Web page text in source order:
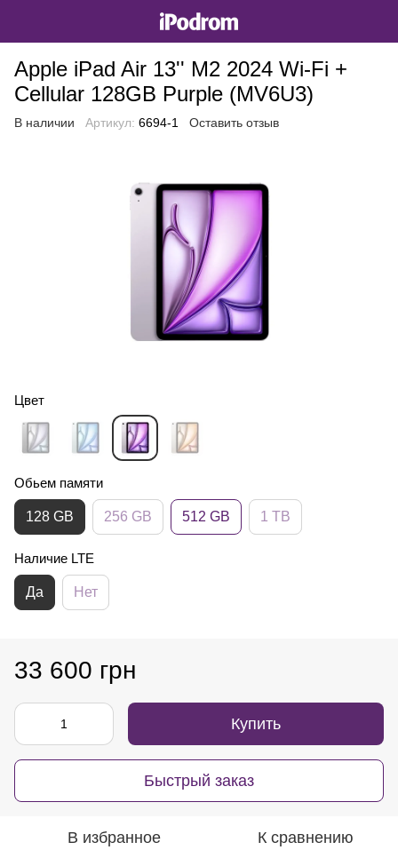
Apple iPad Air 13'' M2 2024 Wi-Fi +
Cellular 128GB Purple (MV6U3)
В наличии Артикул: 6694-1 Оставить отзыв
Цвет
Обьем памяти
128 GB 256 GB 512 GB 1 TB
Наличие LTE
Да Нет
33 600 грн
Купить
Быстрый заказ
В избранное К сравнению